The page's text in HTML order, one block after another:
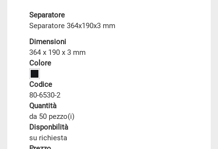
Separatore
Separatore 364x190x3 mm
Dimensioni
364 x 190 x 3 mm
Colore
Codice
80-6530-2
Quantità
da 50 pezzo(i)
Disponbilità
su richiesta